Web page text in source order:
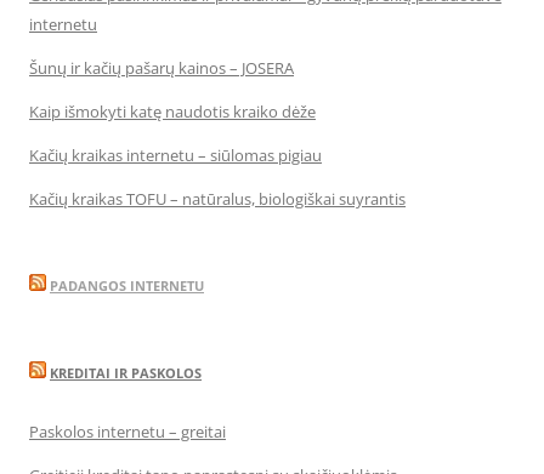
internetu
Šunų ir kačių pašarų kainos – JOSERA
Kaip išmokyti katę naudotis kraiko dėže
Kačių kraikas internetu – siūlomas pigiau
Kačių kraikas TOFU – natūralus, biologiškai suyrantis
PADANGOS INTERNETU
KREDITAI IR PASKOLOS
Paskolos internetu – greitai